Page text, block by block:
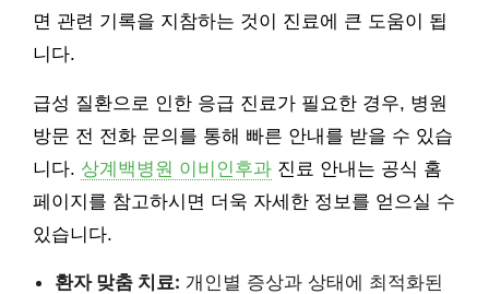
면 관련 기록을 지참하는 것이 진료에 큰 도움이 됩
니다.
급성 질환으로 인한 응급 진료가 필요한 경우, 병원
방문 전 전화 문의를 통해 빠른 안내를 받을 수 있습
니다. 상계백병원 이비인후과 진료 안내는 공식 홈
페이지를 참고하시면 더욱 자세한 정보를 얻으실 수
있습니다.
환자 맞춤 치료: 개인별 증상과 상태에 최적화된